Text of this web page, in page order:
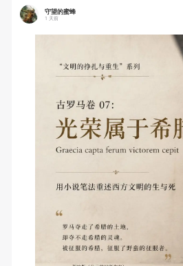
守望的蜜蜂
1 天前